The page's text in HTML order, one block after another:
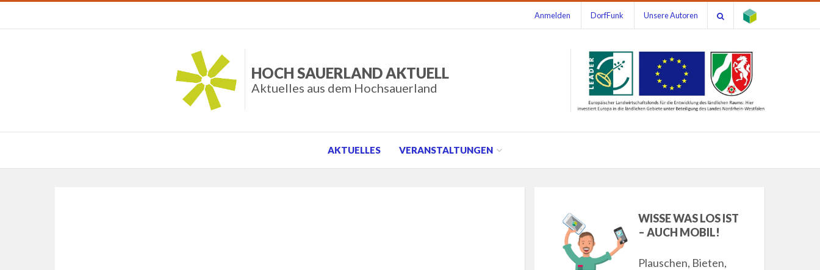
Anmelden DorfFunk Unsere Autoren
HOCH SAUERLAND AKTUELL
Aktuelles aus dem Hochsauerland
AKTUELLES VERANSTALTUNGEN
WISSE WAS LOS IST
– AUCH MOBIL!
Plauschen, Bieten,